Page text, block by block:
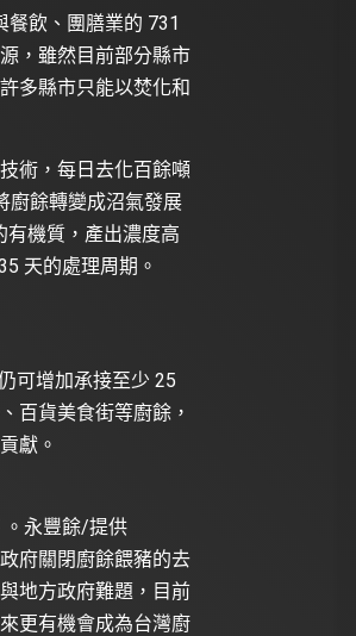
餐飲、團膳業的 731
，雖然目前部分縣市
多縣市只能以焚化和
術，每日去化百餘噸
廚餘轉變成沼氣發展
有機質，產出濃度高
天的處理周期。
可增加承接至少 25
百貨美食街等廚餘，
獻。
。永豐餘/提供
府關閉廚餘餵豬的去
地方政府難題，目前
更有機會成為台灣廚